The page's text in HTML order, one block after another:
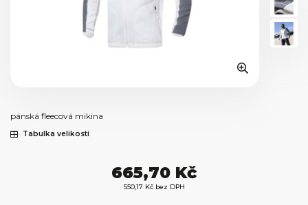
pánská fleecová mikina
Tabulka velikostí
665,70 Kč
550,17 Kč bez DPH